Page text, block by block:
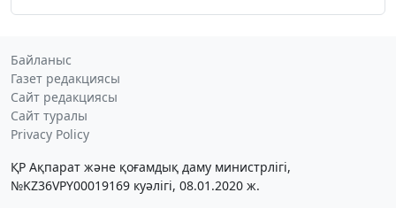
Байланыс
Газет редакциясы
Сайт редакциясы
Сайт туралы
Privacy Policy
ҚР Ақпарат және қоғамдық даму министрлігі,
№KZ36VPY00019169 куәлігі, 08.01.2020 ж.